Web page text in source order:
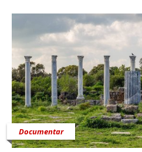
Documentar